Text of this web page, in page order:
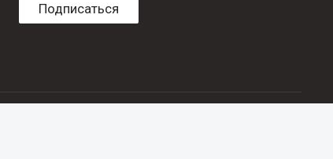
Подписаться